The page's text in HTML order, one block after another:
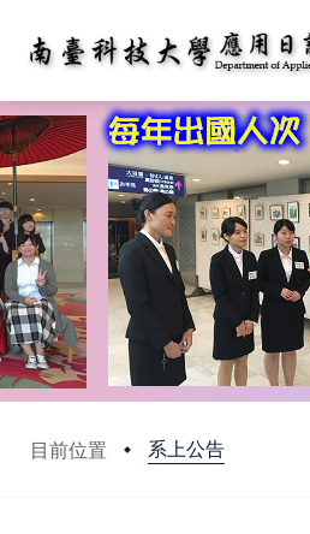
目前位置 系上公告